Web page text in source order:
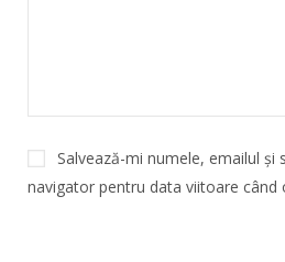
Salvează-mi numele, emailul și
navigator pentru data viitoare când